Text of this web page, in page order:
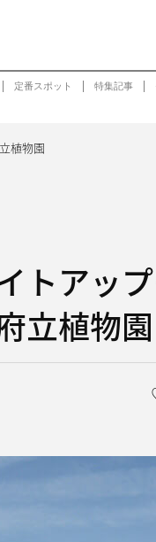
定番スポット 特集記事
植物園
トアッ
立植物園